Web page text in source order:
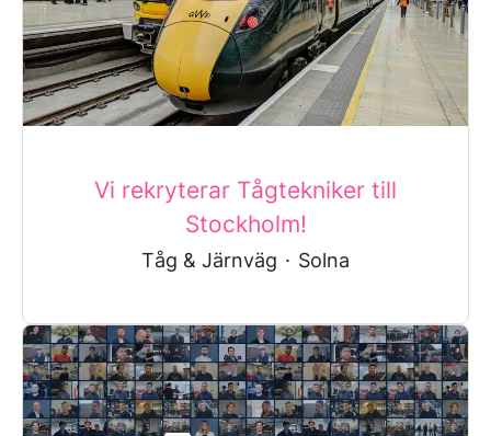
Vi rekryterar Tågtekniker till
Stockholm!
Tåg & Järnväg · Solna